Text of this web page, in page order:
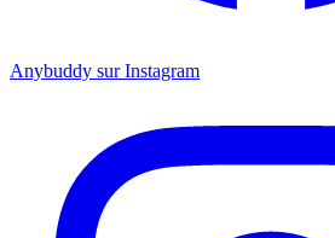
Anybuddy sur Instagram